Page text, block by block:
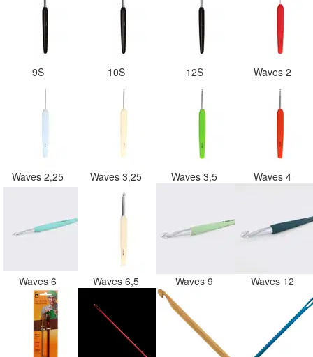
9S 10S 12S Waves 2
Waves 2,25 Waves 3,25 Waves 3,5 Waves 4
Waves 6 Waves 6,5 Waves 9 Waves 12